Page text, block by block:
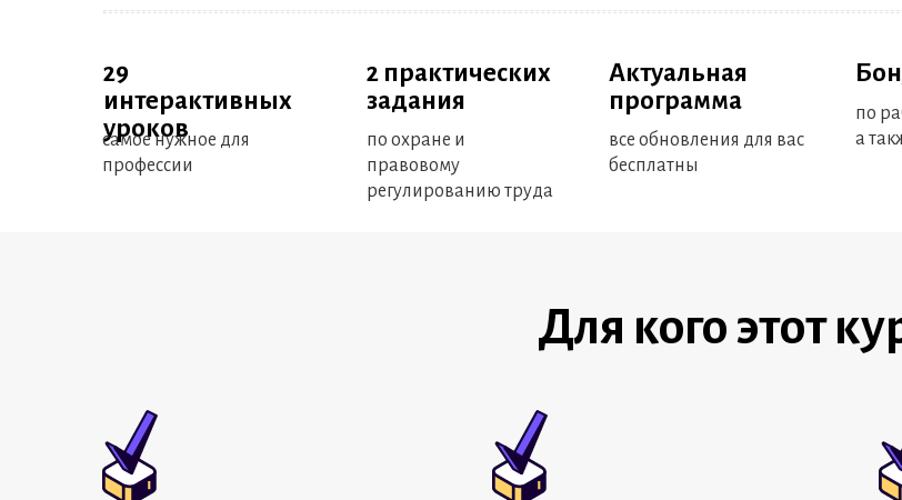
2 практических
задания
по охране и
правовому
регулированию труда
Актуальная
программа
все обновления для вас
бесплатны
29
интерактивных
уроков
самое нужное для
профессии
по
а
Для кого этот